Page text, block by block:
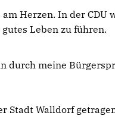
Herzen. In der
Leben zu führen.
durch meine
Stadt Walldorf